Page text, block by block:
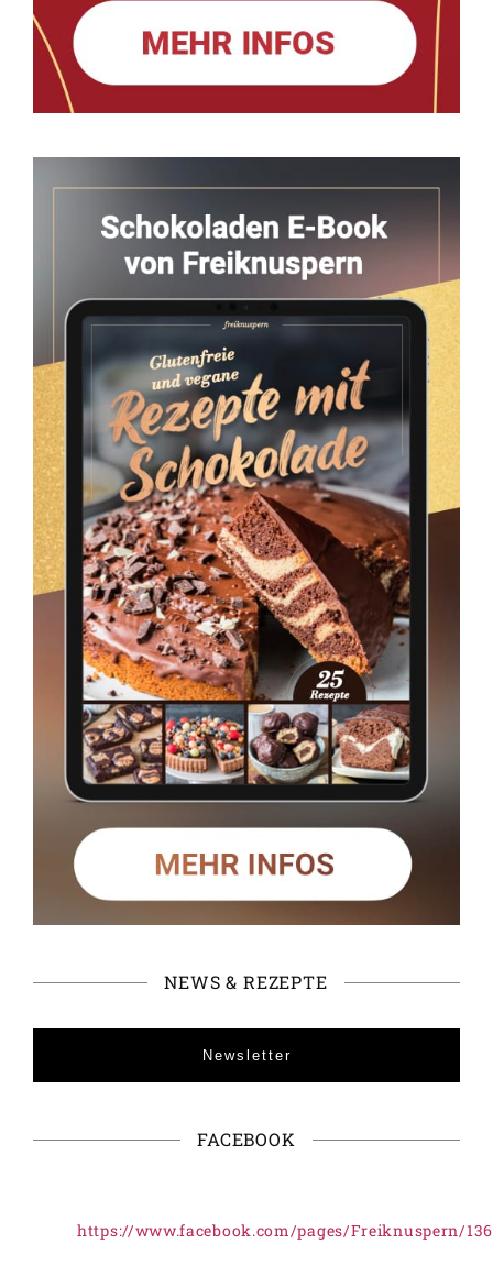
NEWS & REZEPTE
Newsletter
FACEBOOK
https://www.facebook.com/pages/Freiknuspern/